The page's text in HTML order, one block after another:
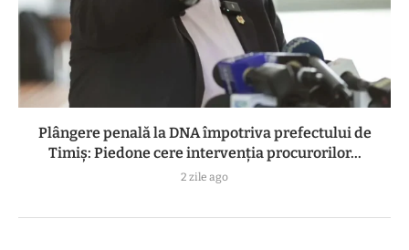
Plângere penală la DNA împotriva prefectului de
Timiș: Piedone cere intervenția procurorilor...
2 zile ago